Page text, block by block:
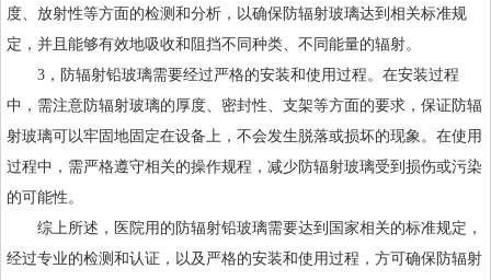
度、放射性等方面的检测和分析，以确保防辐射玻璃达到相关标准规
定，并且能够有效地吸收和阻挡不同种类、不同能量的辐射。
3，防辐射铅玻璃需要经过严格的安装和使用过程。在安装过程
中，需注意防辐射玻璃的厚度、密封性、支架等方面的要求，保证防辐
射玻璃可以牢固地固定在设备上，不会发生脱落或损坏的现象。在使用
过程中，需严格遵守相关的操作规程，减少防辐射玻璃受到损伤或污染
的可能性。
综上所述，医院用的防辐射铅玻璃需要达到国家相关的标准规定，
经过专业的检测和认证，以及严格的安装和使用过程，方可确保防辐射